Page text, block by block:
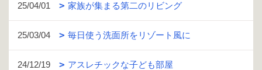
25/04/01 家族が集まる第二のリビング
25/03/04 毎日使う洗面所をリゾート風に
24/12/19 アスレチックな子ども部屋